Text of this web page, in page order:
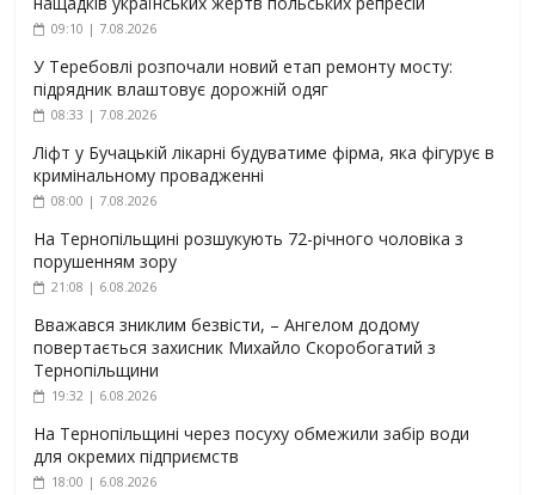
09:10 | 7.08.2026
У Теребовлі розпочали новий етап ремонту мосту:
підрядник влаштовує дорожній одяг
08:33 | 7.08.2026
Ліфт у Бучацькій лікарні будуватиме фірма, яка фігурує в
кримінальному провадженні
08:00 | 7.08.2026
На Тернопільщині розшукують 72-річного чоловіка з
порушенням зору
21:08 | 6.08.2026
Вважався зниклим безвісти, – Ангелом додому
повертається захисник Михайло Скоробогатий з
Тернопільщини
19:32 | 6.08.2026
На Тернопільщині через посуху обмежили забір води
для окремих підприємств
18:00 | 6.08.2026